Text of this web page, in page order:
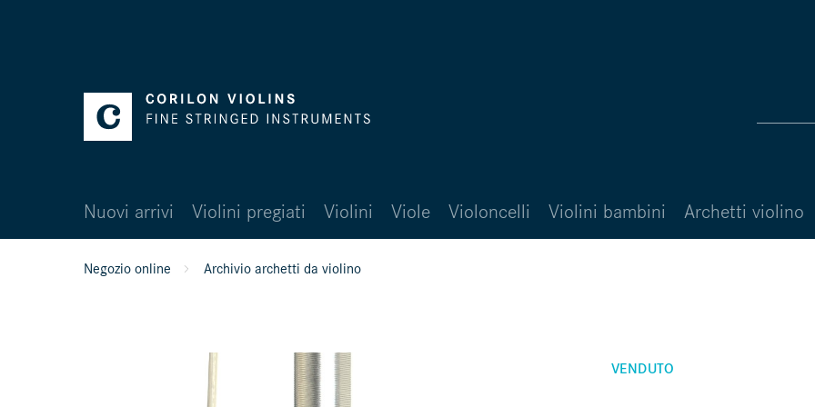
Nuovi arrivi Violini pregiati Violini Viole Violoncelli Violini bambini Archetti violino
Negozio online Archivio archetti da violino
VENDUTO